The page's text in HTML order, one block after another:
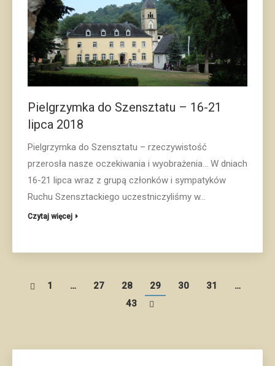
Pielgrzymka do Szensztatu – 16-21
lipca 2018
Pielgrzymka do Szensztatu – rzeczywistość
przerosła nasze oczekiwania i wyobrażenia… W dniach
16-21 lipca wraz z grupą członków i sympatyków
Ruchu Szensztackiego uczestniczyliśmy w...
Czytaj więcej
1 … 27 28 29 30 31
…
43